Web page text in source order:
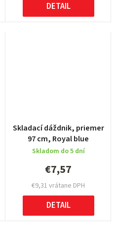
DETAIL
Skladací dáždnik, priemer
97 cm, Royal blue
Skladom do 5 dní
€9,31 vrátane DPH
€7,57
DETAIL